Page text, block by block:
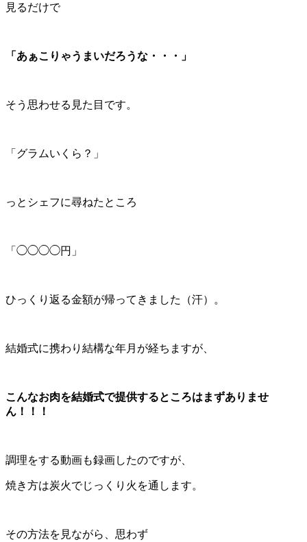
見るだけで
「あぁこりゃうまいだろうな・・・」
そう思わせる見た目です。
「グラムいくら？」
っとシェフに尋ねたところ
「◯◯◯◯円」
ひっくり返る金額が帰ってきました（汗）。
結婚式に携わり結構な年月が経ちますが、
こんなお肉を結婚式で提供するところはまずありませ
ん！！！
調理をする動画も録画したのですが、
焼き方は炭火でじっくり火を通します。
その方法を見ながら、思わず